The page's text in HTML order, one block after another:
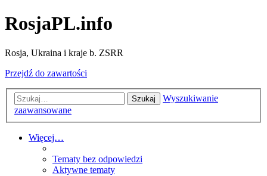
RosjaPL.info
Rosja, Ukraina i kraje b. ZSRR
Przejdź do zawartości
Szukaj
Wyszukiwanie
zaawansowane
Więcej…
Tematy bez odpowiedzi
Aktywne tematy